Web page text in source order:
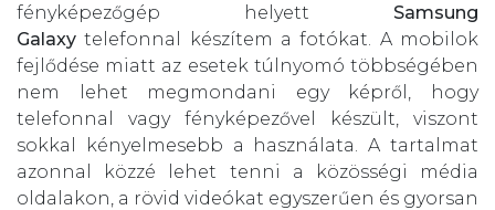
fényképezőgép helyett Samsung
Galaxy telefonnal készítem a fotókat. A mobilok
fejlődése miatt az esetek túlnyomó többségében
nem lehet megmondani egy képről, hogy
telefonnal vagy fényképezővel készült, viszont
sokkal kényelmesebb a használata. A tartalmat
azonnal közzé lehet tenni a közösségi média
oldalakon, a rövid videókat egyszerűen és gyorsan